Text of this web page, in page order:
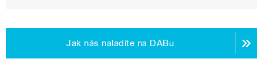
Jak nás naladíte na DABu